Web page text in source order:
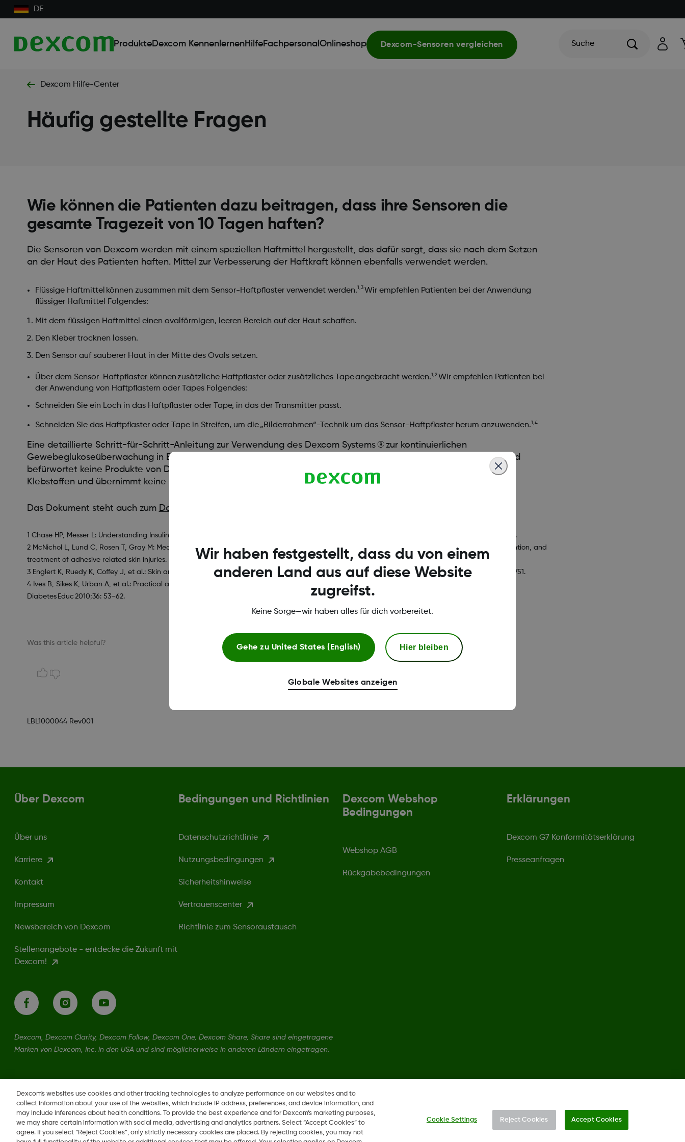
DE
ProdukteDexcom KennenlernenHilfeFachpersonal Onlineshop Dexcom-Sensoren vergleichen Suche
Dexcom Hilfe-Center
Häufig gestellte Fragen
Wie können die Patienten dazu beitragen, dass ihre Sensoren die
gesamte Tragezeit von 10 Tagen haften?
Die Sensoren von Dexcom werden mit einem speziellen Haftmittel hergestellt, das dafür sorgt, dass sie nach dem Setzen
an der Haut des Patienten haften. Mittel zur Verbesserung der Haftkraft können ebenfalls verwendet werden.
Flüssige Haftmittel können zusammen mit dem Sensor-Haftpflaster verwendet werden.1,3Wir empfehlen Patienten bei der Anwendung
flüssiger Haftmittel Folgendes:
Mit dem flüssigen Haftmittel einen ovalförmigen, leeren Bereich auf der Haut schaffen.
Den Kleber trocknen lassen.
Den Sensor auf sauberer Haut in der Mitte des Ovals setzen.
Über dem Sensor-Haftpflaster können zusätzliche Haftpflaster oder zusätzliches Tape angebracht werden.1,2Wir empfehlen Patienten bei
der Anwendung von Haftpflastern oder Tapes Folgendes:
Schneiden Sie ein Loch in das Haftpflaster oder Tape, in das der Transmitter passt.
Schneiden Sie das Haftpflaster oder Tape in Streifen, um die „Bilderrahmen“-Technik um das Sensor-Haftpflaster herum anzuwenden.1,4
Eine detaillierte Schritt-für-Schritt-Anleitung zur Verwendung des Dexcom Systems ® zur kontinuierlichen
Gewebeglukoseüberwachung in Echtzeit (rtCGM) ist der Bedienungsanleitung zu entnehmen. Dexcom empfiehlt und
befürwortet keine Produkte von Drittanbietern, einschließlich zusätzlicher Kleber und Produkte zur Entfernung von
Klebstoffen und übernimmt keine Garantie dafür.
Das Dokument steht auch zum Download
1 Chase HP, Messer L: Understanding Insulin Pumps and Continuous Glucose Monitors. 3rd ed. Denver: Children’s Diabetes Research Foundation, 2016.
2 McNichol L, Lund C, Rosen T, Gray M: Medical adhesives and patient safety: State of the science: consensus statements for the assessment, prevention, and
treatment of adhesive related skin injuries. J Wound Ostomy Continence Nurs 2013;40:365–380; quiz E361–E362.
3 Englert K, Ruedy K, Coffey J, et al.: Skin and adhesive issues with continuous glucose monitors: a sticky situation. J Diabetes Sci Technol 2014;8:745–751.
4 Ives B, Sikes K, Urban A, et al.: Practical aspects of real-time continuous glucose monitors: the experience of the Yale Children’s Diabetes Program.
Diabetes Educ 2010;36: 53–62.
Was this article helpful?
LBL1000044 Rev001
Über Dexcom
Über uns
Karriere
Kontakt
Impressum
Newsbereich von Dexcom
Stellenangebote - entdecke die Zukunft mit
Dexcom!
Bedingungen und Richtlinien
Datenschutzrichtlinie
Nutzungsbedingungen
Sicherheitshinweise
Vertrauenscenter
Richtlinie zum Sensoraustausch
Dexcom Webshop
Bedingungen
Webshop AGB
Rückgabebedingungen
Erklärungen
Dexcom G7 Konformitätserklärung
Presseanfragen
Dexcom, Dexcom Clarity, Dexcom Follow, Dexcom One, Dexcom Share, Share sind eingetragene
Marken von Dexcom, Inc. in den USA und sind möglicherweise in anderen Ländern eingetragen.
Region ändern
Dexcom's websites use cookies and other tracking technologies to analyze performance on our websites and to
collect information about your use of the websites, which include IP address, preferences, and device information, and
may include inferences about health conditions. To provide the best experience and for Dexcom’s marketing purposes,
we may share certain information with social media, advertising and analytics partners. Select “Accept Cookies” to
agree. If you select “Reject Cookies”, only strictly necessary cookies are placed. By rejecting cookies, you may not
Cookie Settings Reject Cookies Accept Cookies
Wir haben festgestellt, dass du von einem
anderen Land aus auf diese Website
zugreifst.
Keine Sorge—wir haben alles für dich vorbereitet.
Gehe zu United States (English) Hier bleiben
Globale Websites anzeigen